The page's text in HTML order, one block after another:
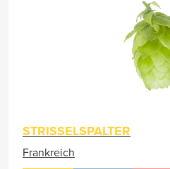
STRISSELSPALTER
Frankreich